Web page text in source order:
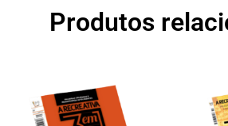
Produtos